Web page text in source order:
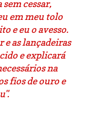
sem cessar,
em meu tolo
e eu o avesso.
e as lançadeiras
e explicará
na
fios de ouro e